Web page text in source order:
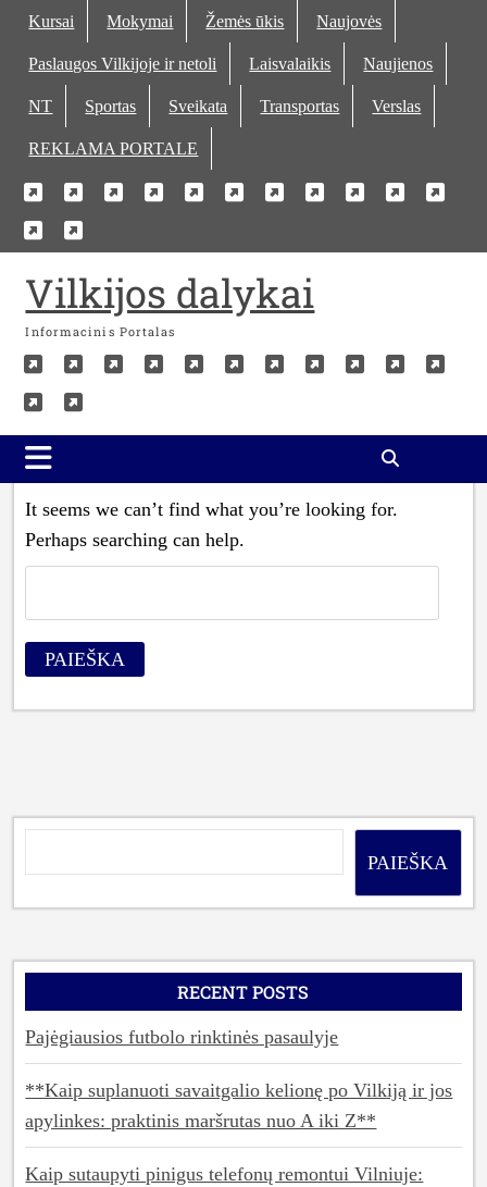
Skip
content
Kursai Mokymai Žemės ūkis Naujovės
Paslaugos Vilkijoje ir netoli Laisvalaikis Naujienos
NT Sportas Sveikata Transportas Verslas
REKLAMA PORTALE
Kursai
Mokymai
ŽemėsNaujovės
Paslaugos
netoli
Laisvalaikis
Naujienos
NT Sportas
Verslas
REKLAMA
Vilkijos dalykai
Informacinis Portalas
Kursai
Mokymai
ŽemėsNaujovės
Paslaugos
ir
Laisvalaikis
Naujienos
NT Sportas
Verslas
REKLAMA
PORTALE
It seems we can’t find what you’re looking for.
Perhaps searching can help.
PAIEŠKA
RECENT POSTS
Pajėgiausios futbolo rinktinės pasaulyje
**Kaip suplanuoti savaitgalio kelionę po Vilkiją ir jos
apylinkes: praktinis maršrutas nuo A iki Z**
Kaip sutaupyti pinigus telefonų remontui Vilniuje: